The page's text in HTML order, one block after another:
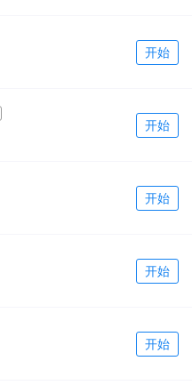
开始
开始
开始
开始
开始